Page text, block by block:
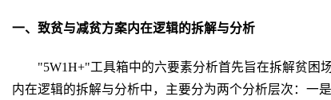
一、致贫与减贫方案内在逻辑的拆解与分析
"5W1H+"工具箱中的六要素分析首先旨在拆解贫困
内在逻辑的拆解与分析中，主要分为两个分析层次：一